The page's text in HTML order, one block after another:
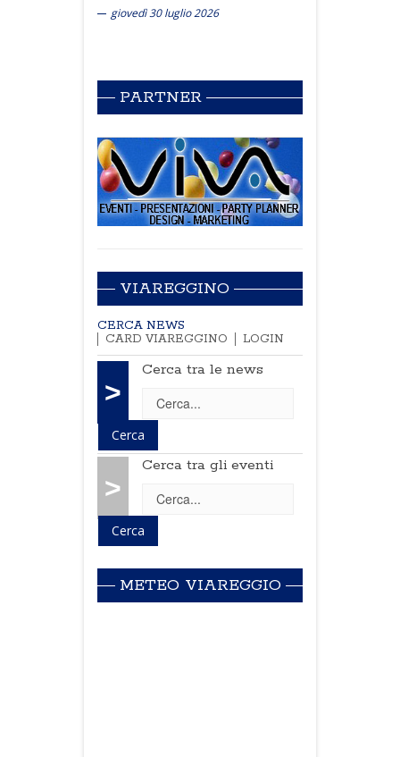
giovedì 30 luglio 2026
PARTNER
VIAREGGINO
CERCA NEWS
CARD VIAREGGINO
LOGIN
>
Cerca tra le news
>
Cerca tra gli eventi
METEO VIAREGGIO